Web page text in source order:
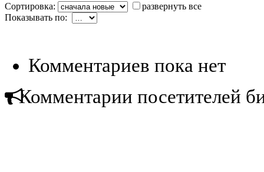
Сортировка:
развернуть все
Показывать по:
Комментариев пока нет
Комментарии посетителей